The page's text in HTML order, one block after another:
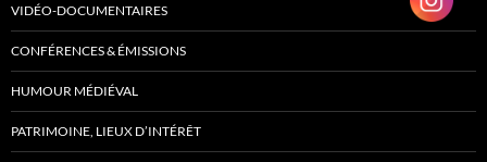
VIDÉO-DOCUMENTAIRES
CONFÉRENCES & ÉMISSIONS
HUMOUR MÉDIÉVAL
PATRIMOINE, LIEUX D’INTÉRÊT